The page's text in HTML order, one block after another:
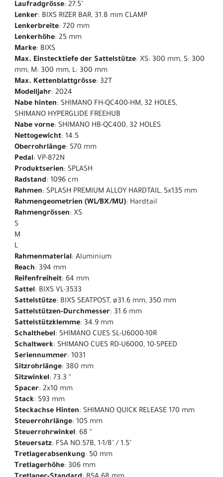
Laufradgrösse: 27.5"
Lenker: BIXS RIZER BAR, 31.8 mm CLAMP
Lenkerbreite: 720 mm
Lenkerhöhe: 25 mm
Marke: BIXS
Max. Einstecktiefe der Sattelstütze: XS: 300 mm, S: 300
mm, M: 300 mm, L: 300 mm
Max. Kettenblattgrösse: 32T
Modelljahr: 2024
Nabe hinten: SHIMANO FH-QC400-HM, 32 HOLES,
SHIMANO HYPERGLIDE FREEHUB
Nabe vorne: SHIMANO HB-QC400, 32 HOLES
Nettogewicht: 14.5
Oberrohrlänge: 570 mm
Pedal: VP-872N
Produktserien: SPLASH
Radstand: 1096 cm
Rahmen: SPLASH PREMIUM ALLOY HARDTAIL, 5x135 mm
Rahmengeometrien (WL/BX/MU): Hardtail
Rahmengrössen: XS
S
M
L
Rahmenmaterial: Aluminium
Reach: 394 mm
Reifenfreiheit: 64 mm
Sattel: BIXS VL-3533
Sattelstütze: BIXS SEATPOST, ø31.6 mm, 350 mm
Sattelstützen-Durchmesser: 31.6 mm
Sattelstützklemme: 34.9 mm
Schalthebel: SHIMANO CUES SL-U6000-10R
Schaltwerk: SHIMANO CUES RD-U6000, 10-SPEED
Seriennummer: 1031
Sitzrohrlänge: 380 mm
Sitzwinkel: 73.3 °
Spacer: 2x10 mm
Stack: 593 mm
Steckachse Hinten: SHIMANO QUICK RELEASE 170 mm
Steuerrohrlänge: 105 mm
Steuerrohrwinkel: 68 °
Steuersatz: FSA NO.57B, 1-1/8" / 1.5"
Tretlagerabsenkung: 50 mm
Tretlagerhöhe: 306 mm